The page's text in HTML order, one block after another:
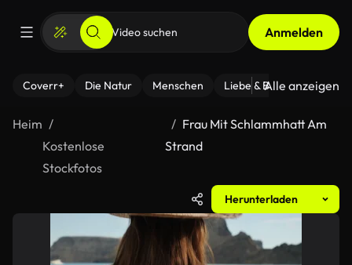
Anmelden
Coverr+ Die Natur Menschen Liebe & Beziehungen
Alle anzeigen
Heim
Kostenlose
Stockfotos
Frau Mit Schlammhatt Am
Strand
Herunterladen